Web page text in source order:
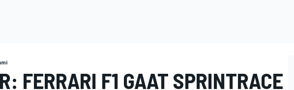
FERRARI F1 GAAT SPRINTRACE